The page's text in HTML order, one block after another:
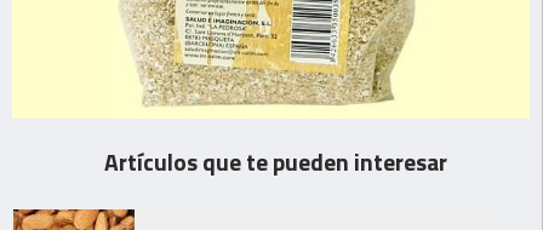
Artículos que te pueden interesar